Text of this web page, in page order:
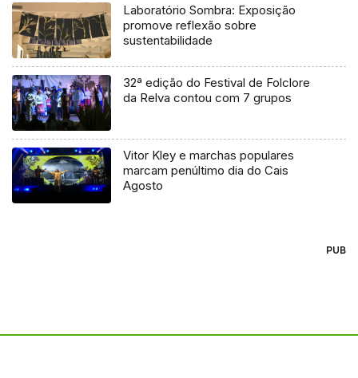
Laboratório Sombra: Exposição
promove reflexão sobre
sustentabilidade
32ª edição do Festival de Folclore
da Relva contou com 7 grupos
Vitor Kley e marchas populares
marcam penúltimo dia do Cais
Agosto
PUB